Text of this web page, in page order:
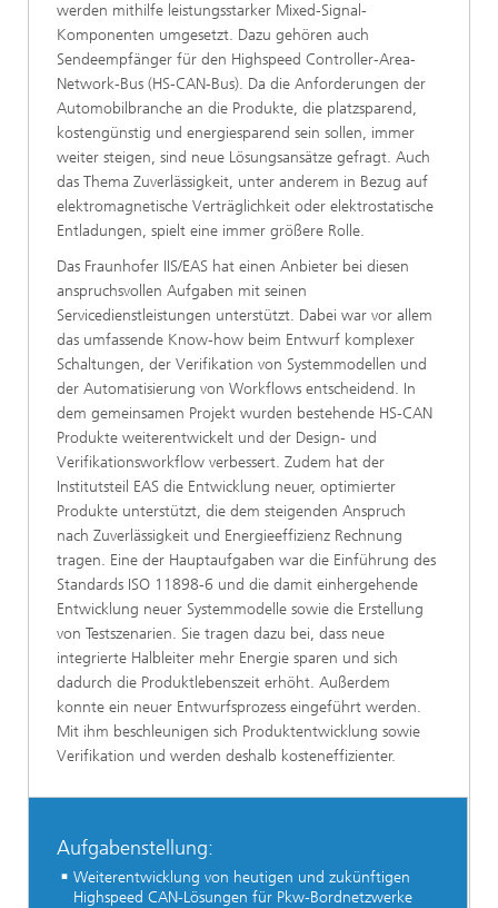
werden mithilfe leistungsstarker Mixed-Signal-
Komponenten umgesetzt. Dazu gehören auch
Sendeempfänger für den Highspeed Controller-Area-
Network-Bus (HS-CAN-Bus). Da die Anforderungen der
Automobilbranche an die Produkte, die platzsparend,
kostengünstig und energiesparend sein sollen, immer
weiter steigen, sind neue Lösungsansätze gefragt. Auch
das Thema Zuverlässigkeit, unter anderem in Bezug auf
elektromagnetische Verträglichkeit oder elektrostatische
Entladungen, spielt eine immer größere Rolle.
Das Fraunhofer IIS/EAS hat einen Anbieter bei diesen
anspruchsvollen Aufgaben mit seinen
Servicedienstleistungen unterstützt. Dabei war vor allem
das umfassende Know-how beim Entwurf komplexer
Schaltungen, der Verifikation von Systemmodellen und
der Automatisierung von Workflows entscheidend. In
dem gemeinsamen Projekt wurden bestehende HS-CAN
Produkte weiterentwickelt und der Design- und
Verifikationsworkflow verbessert. Zudem hat der
Institutsteil EAS die Entwicklung neuer, optimierter
Produkte unterstützt, die dem steigenden Anspruch
nach Zuverlässigkeit und Energieeffizienz Rechnung
tragen. Eine der Hauptaufgaben war die Einführung des
Standards ISO 11898-6 und die damit einhergehende
Entwicklung neuer Systemmodelle sowie die Erstellung
von Testszenarien. Sie tragen dazu bei, dass neue
integrierte Halbleiter mehr Energie sparen und sich
dadurch die Produktlebenszeit erhöht. Außerdem
konnte ein neuer Entwurfsprozess eingeführt werden.
Mit ihm beschleunigen sich Produktentwicklung sowie
Verifikation und werden deshalb kosteneffizienter.
Aufgabenstellung:
Weiterentwicklung von heutigen und zukünftigen
Highspeed CAN-Lösungen für Pkw-Bordnetzwerke